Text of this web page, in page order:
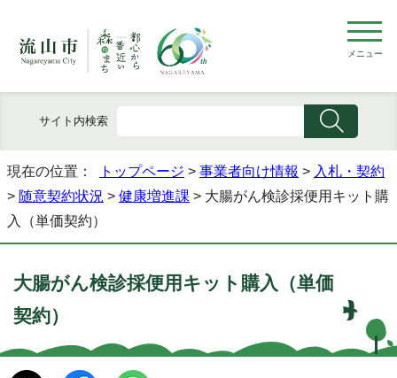
メニュー
サイト内検索
現在の位置： トップページ > 事業者向け情報 > 入札・契約
> 随意契約状況 > 健康増進課 > 大腸がん検診採便用キット購
入（単価契約）
大腸がん検診採便用キット購入（単価
契約）